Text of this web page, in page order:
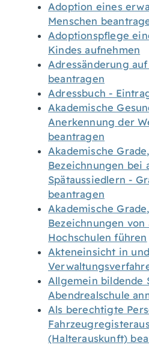
Adoption eines
Menschen
Adoptionspflege
Kindes aufnehmen
Adressänderung
beantragen
Adressbuch -
Akademische
Anerkennung der
beantragen
Akademische
Bezeichnungen bei
Spätaussiedlern -
beantragen
Akademische
Bezeichnungen von
Hochschulen führen
Akteneinsicht in
Allgemein bildende
Abendrealschule
Als berechtigte
(Halterauskunft)